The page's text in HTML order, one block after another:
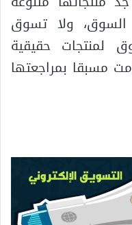
السوق، ولا تسوق
لمنتجات حقيقية
مسبقا بمراجعتها